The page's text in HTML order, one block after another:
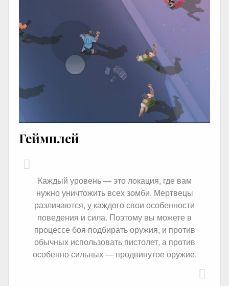
Геймплей
Каждый уровень — это локация, где вам
нужно уничтожить всех зомби. Мертвецы
различаются, у каждого свои особенности
поведения и сила. Поэтому вы можете в
процессе боя подбирать оружия, и против
обычных использовать пистолет, а против
особенно сильных — продвинутое оружие.